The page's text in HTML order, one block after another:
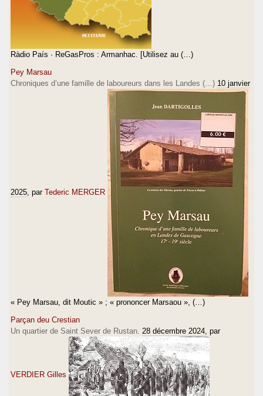
Ràdio País · ReGasPros : Armanhac. [Utilisez au (…)
Pey Marsau
Chroniques d’une famille de laboureurs dans les Landes (…) 10 janvier
2025 , par Tederic MERGER
« Pey Marsau, dit Moutic » ; « prononcer Marsaou », (…)
Parçan deu Crestian
Un quartier de Saint Sever de Rustan. 28 décembre 2024 , par
VERDIER Gilles